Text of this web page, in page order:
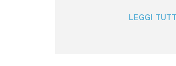
LEGGI